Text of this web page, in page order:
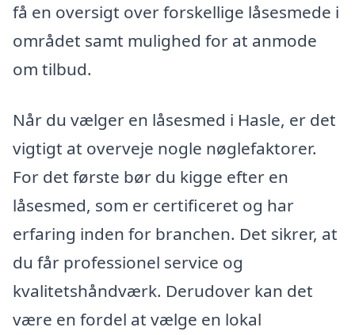
få en oversigt over forskellige låsesmede i
området samt mulighed for at anmode
om tilbud.
Når du vælger en låsesmed i Hasle, er det
vigtigt at overveje nogle nøglefaktorer.
For det første bør du kigge efter en
låsesmed, som er certificeret og har
erfaring inden for branchen. Det sikrer, at
du får professionel service og
kvalitetshåndværk. Derudover kan det
være en fordel at vælge en lokal